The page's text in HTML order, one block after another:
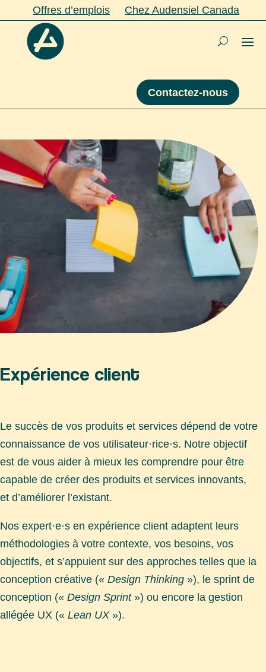
Offres d’emplois Chez Audensiel Canada
Contactez-nous
Expérience client
Le succès de vos produits et services dépend de votre
connaissance de vos utilisateur·rice·s. Notre objectif
est de vous aider à mieux les comprendre pour être
capable de créer des produits et services innovants,
et d’améliorer l’existant.
Nos expert·e·s en expérience client adaptent leurs
méthodologies à votre contexte, vos besoins, vos
objectifs, et s’appuient sur des approches telles que la
conception créative (« Design Thinking »), le sprint de
conception (« Design Sprint») ou encore la gestion
allégée UX (« Lean UX»).